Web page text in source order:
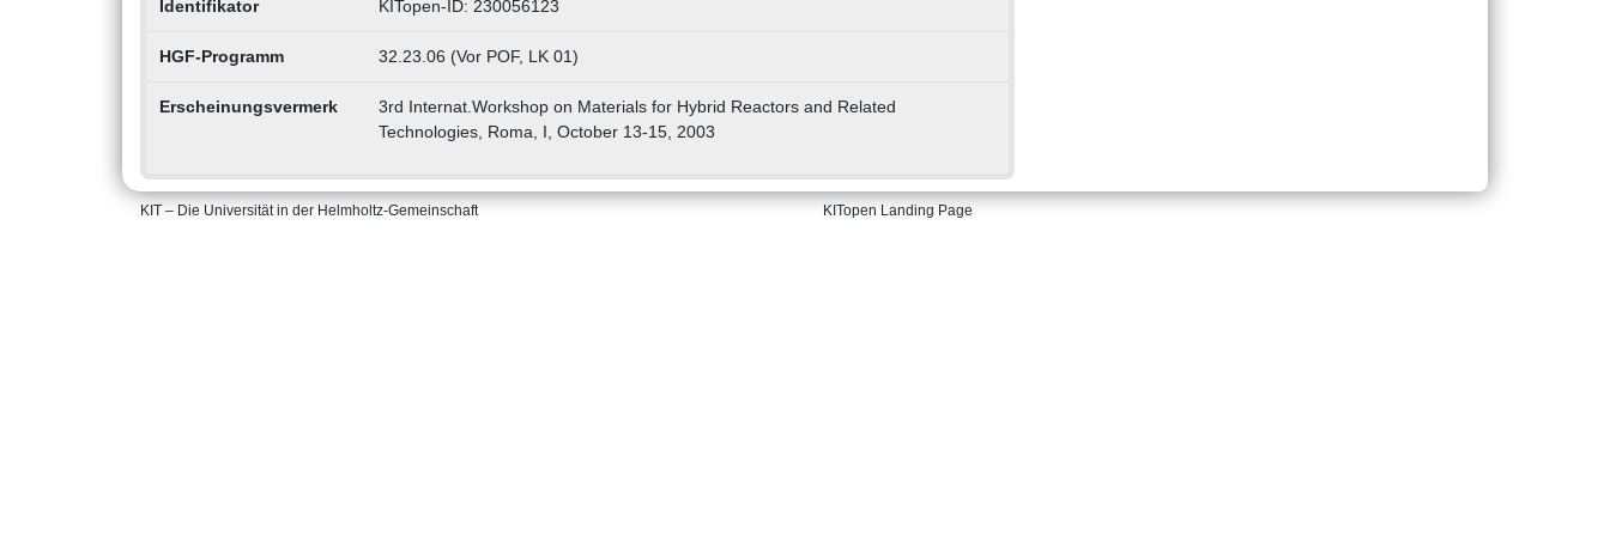
Identifikator KITopen-ID: 230056123
HGF-Programm 32.23.06 (Vor POF, LK 01)
Erscheinungsvermerk
3rd Internat.Workshop on Materials for Hybrid Reactors and Related
Technologies, Roma, I, October 13-15, 2003
KIT – Die Universität in der Helmholtz-Gemeinschaft KITopen Landing Page